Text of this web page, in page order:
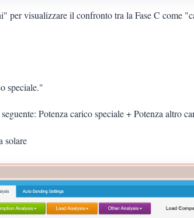
per visualizzare il confronto tra la Fase C come
speciale."
Potenza carico speciale + Potenza altro
solare